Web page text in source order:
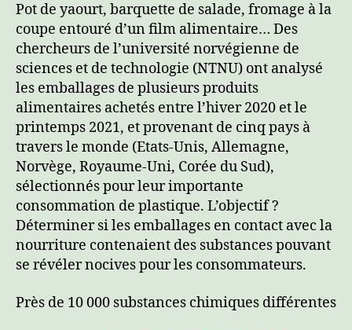
Pot de yaourt, barquette de salade, fromage à la
coupe entouré d’un film alimentaire… Des
chercheurs de l’université norvégienne de
sciences et de technologie (NTNU) ont analysé
les emballages de plusieurs produits
alimentaires achetés entre l’hiver 2020 et le
printemps 2021, et provenant de cinq pays à
travers le monde (Etats-Unis, Allemagne,
Norvège, Royaume-Uni, Corée du Sud),
sélectionnés pour leur importante
consommation de plastique. L’objectif ?
Déterminer si les emballages en contact avec la
nourriture contenaient des substances pouvant
se révéler nocives pour les consommateurs.
Près de 10 000 substances chimiques différentes